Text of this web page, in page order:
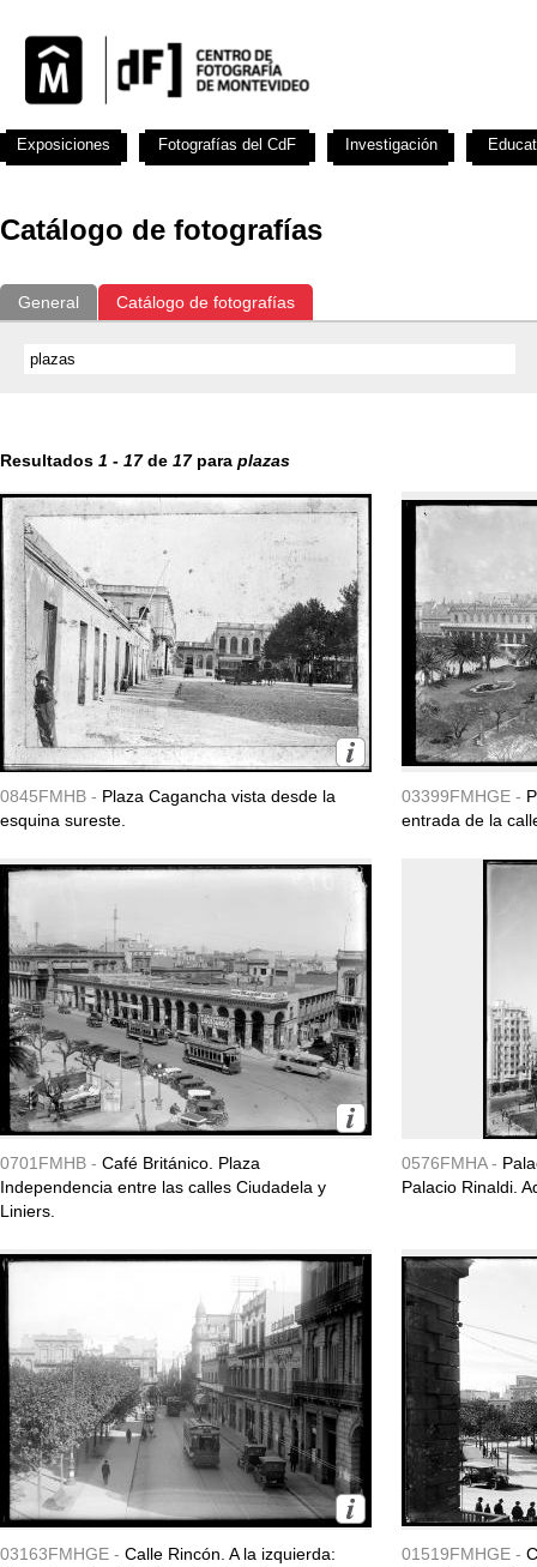
Catálogo de fotografías
General Catálogo de fotografías
Resultados 1 - 17de 17para plazas
0845FMHB - Plaza Cagancha vista desde la
esquina sureste.
03399FMHGE -
entrada de la
0701FMHB - Café Británico. Plaza
Independencia entre las calles Ciudadela y
Liniers.
0576FMHA -
Palacio Rinaldi.
03163FMHGE - Calle Rincón. A la izquierda:
01519FMHGE -
Exposiciones Fotografías del CdF Investigación